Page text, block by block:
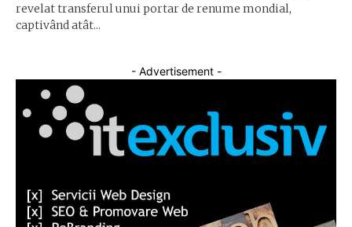
revelat transferul unui portar de renume mondial,
captivând atât...
- Advertisement -